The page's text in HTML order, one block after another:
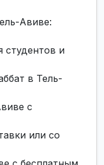
Авиве:
студентов и
в Тель-
с
или со